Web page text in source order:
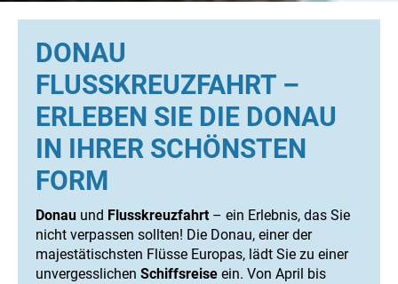
DONAU
FLUSSKREUZFAHRT –
ERLEBEN SIE DIE DONAU
IN IHRER SCHÖNSTEN
FORM
Donau und Flusskreuzfahrt– ein Erlebnis, das Sie
nicht verpassen sollten! Die Donau, einer der
majestätischsten Flüsse Europas, lädt Sie zu einer
unvergesslichen Schiffsreise ein. Von April bis